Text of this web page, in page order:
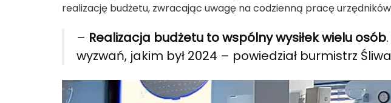
realizację budżetu, zwracając uwagę na codzienną pracę
– Realizacja budżetu to wspólny wysiłek wielu osób
wyzwań, jakim był 2024 – powiedział burmistrz